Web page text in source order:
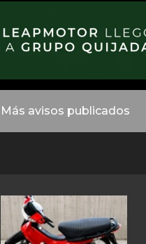
Más avisos publicados